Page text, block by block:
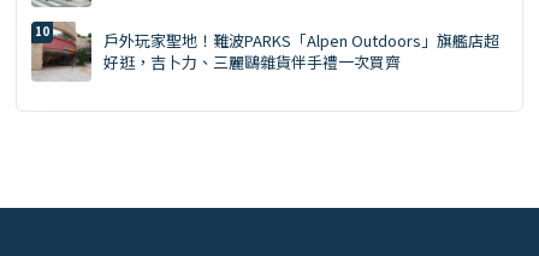
戶外玩家聖地！難波PARKS「Alpen Outdoors」旗艦店超
好逛，吉卜力、三麗鷗雜貨伴手禮一次買齊